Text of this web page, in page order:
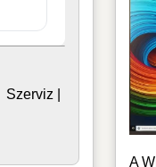
Szerviz
A